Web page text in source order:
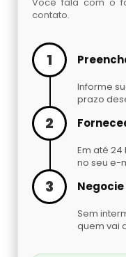
contato.
1
Informe
prazo
2
Em até
no seu e-
3
Sem
quem vai